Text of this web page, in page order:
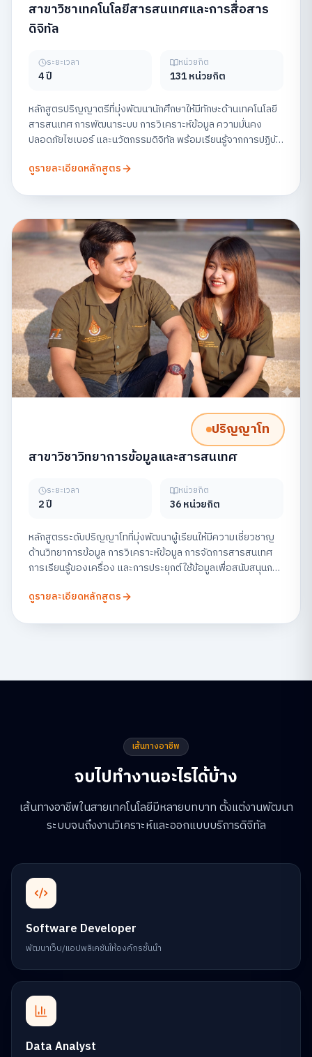
สาขาวิชาเทคโนโลยีสารสนเทศและการสื่อสาร
ดิจิทัล
ระยะเวลา
4 ปี
หน่วยกิต
131 หน่วยกิต
หลักสูตรปริญญาตรีที่มุ่งพัฒนานักศึกษาให้มีทักษะด้านเทคโนโลยี
สารสนเทศ การพัฒนาระบบ การวิเคราะห์ข้อมูล ความมั่นคง
ปลอดภัยไซเบอร์ และนวัตกรรมดิจิทัล พร้อมเรียนรู้จากการปฏิบัติ
ดูรายละเอียดหลักสูตร
ปริญญาโท
สาขาวิชาวิทยาการข้อมูลและสารสนเทศ
ระยะเวลา
2 ปี
หน่วยกิต
36 หน่วยกิต
หลักสูตรระดับปริญญาโทที่มุ่งพัฒนาผู้เรียนให้มีความเชี่ยวชาญ
ด้านวิทยาการข้อมูล การวิเคราะห์ข้อมูล การจัดการสารสนเทศ
การเรียนรู้ของเครื่อง และการประยุกต์ใช้ข้อมูลเพื่อสนับสนุนการ
นวัตกรรมข้อมูลอย่างมีจริยธรรม
ดูรายละเอียดหลักสูตร
เส้นทางอาชีพ
จบไปทำงานอะไรได้บ้าง
เส้นทางอาชีพในสายเทคโนโลยีมีหลายบทบาท ตั้งแต่งานพัฒนา
ระบบจนถึงงานวิเคราะห์และออกแบบบริการดิจิทัล
Software Developer
พัฒนาเว็บ/แอปพลิเคชันให้องค์กรชั้นนำ
Data Analyst